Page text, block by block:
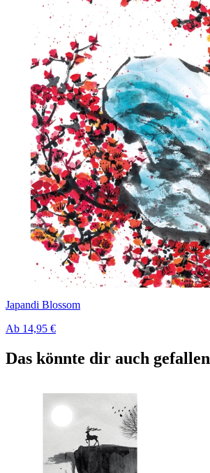
Japandi Blossom
Ab 14,95 €
Das könnte dir auch gefallen